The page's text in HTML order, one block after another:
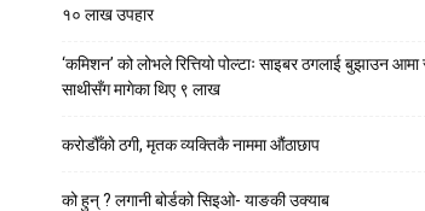
१० लाख उपहार
‘कमिशन’ को लोभले रित्तियो पोल्टाः साइबर ठगलाई बुझाउन आमा
साथीसँग मागेका थिए ९ लाख
करोडौँको ठगी, मृतक व्यक्तिकै नाममा औंठाछाप
को हुन् ? लगानी बोर्डको सिइओ- याङकी उक्याब